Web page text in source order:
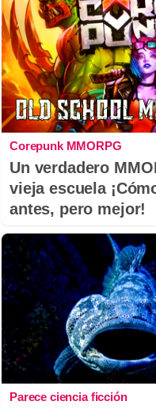
Corepunk MMORPG
Un verdadero
vieja escuela
antes, pero mejor!
Parece ciencia ficción